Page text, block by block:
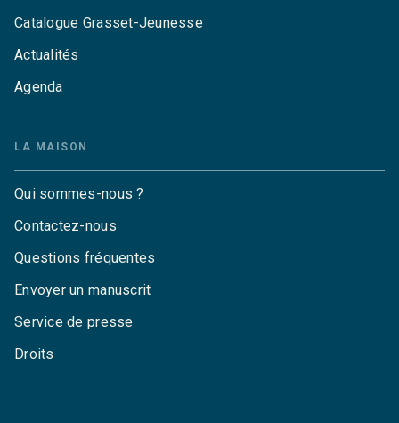
Catalogue Grasset-Jeunesse
Actualités
Agenda
LA MAISON
Qui sommes-nous ?
Contactez-nous
Questions fréquentes
Envoyer un manuscrit
Service de presse
Droits